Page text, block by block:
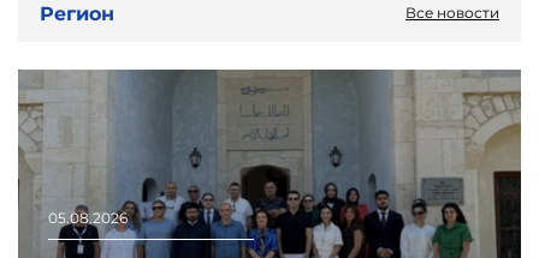
Регион Все новости
05.08.2026